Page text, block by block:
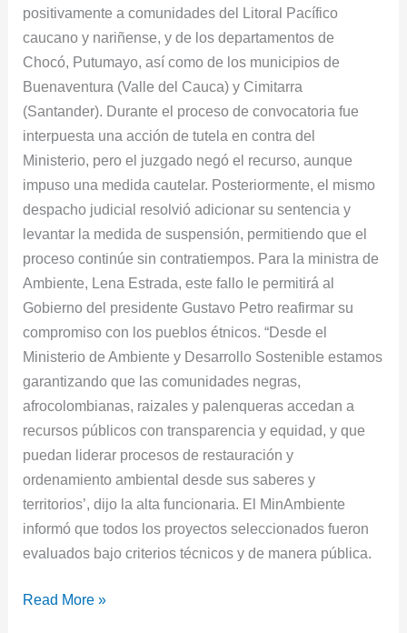
positivamente a comunidades del Litoral Pacífico
caucano y nariñense, y de los departamentos de
Chocó, Putumayo, así como de los municipios de
Buenaventura (Valle del Cauca) y Cimitarra
(Santander). Durante el proceso de convocatoria fue
interpuesta una acción de tutela en contra del
Ministerio, pero el juzgado negó el recurso, aunque
impuso una medida cautelar. Posteriormente, el mismo
despacho judicial resolvió adicionar su sentencia y
levantar la medida de suspensión, permitiendo que el
proceso continúe sin contratiempos. Para la ministra de
Ambiente, Lena Estrada, este fallo le permitirá al
Gobierno del presidente Gustavo Petro reafirmar su
compromiso con los pueblos étnicos. “Desde el
Ministerio de Ambiente y Desarrollo Sostenible estamos
garantizando que las comunidades negras,
afrocolombianas, raizales y palenqueras accedan a
recursos públicos con transparencia y equidad, y que
puedan liderar procesos de restauración y
ordenamiento ambiental desde sus saberes y
territorios’, dijo la alta funcionaria. El MinAmbiente
informó que todos los proyectos seleccionados fueron
evaluados bajo criterios técnicos y de manera pública.
Read More »